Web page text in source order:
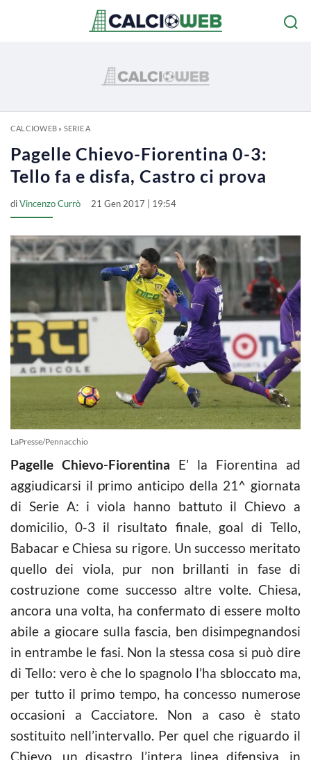
CALCIOWEB» SERIE A
Pagelle Chievo-Fiorentina 0-3:
Tello fa e disfa, Castro ci prova
diVincenzo Currò 21 Gen 2017 | 19:54
LaPresse/Pennacchio
Pagelle Chievo-Fiorentina E’ la Fiorentina ad
aggiudicarsi il primo anticipo della 21^ giornata
di Serie A: i viola hanno battuto il Chievo a
domicilio, 0-3 il risultato finale, goal di Tello,
Babacar e Chiesa su rigore. Un successo meritato
quello dei viola, pur non brillanti in fase di
costruzione come successo altre volte. Chiesa,
ancora una volta, ha confermato di essere molto
abile a giocare sulla fascia, ben disimpegnandosi
in entrambe le fasi. Non la stessa cosa si può dire
di Tello: vero è che lo spagnolo l’ha sbloccato ma,
per tutto il primo tempo, ha concesso numerose
occasioni a Cacciatore. Non a caso è stato
sostituito nell’intervallo. Per quel che riguardo il
Chievo, un disastro l’intera linea difensiva, in